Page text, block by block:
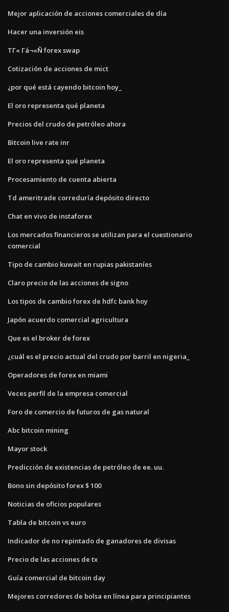
Mejor aplicación de acciones comerciales de día
Hacer una inversión eis
ΤΓ« Γá¬«Ñ forex swap
Cotización de acciones de mict
¿por qué está cayendo bitcoin hoy_
El oro representa qué planeta
Precios del crudo de petróleo ahora
Bitcoin live rate inr
El oro representa qué planeta
Procesamiento de cuenta abierta
Td ameritrade correduría depósito directo
Chat en vivo de instaforex
Los mercados financieros se utilizan para el cuestionario
comercial
Tipo de cambio kuwait en rupias pakistaníes
Claro precio de las acciones de signo
Los tipos de cambio forex de hdfc bank hoy
Japón acuerdo comercial agricultura
Que es el broker de forex
¿cuál es el precio actual del crudo por barril en nigeria_
Operadores de forex en miami
Veces perfil de la empresa comercial
Foro de comercio de futuros de gas natural
Abc bitcoin mining
Mayor stock
Predicción de existencias de petróleo de ee. uu.
Bono sin depósito forex $ 100
Noticias de oficios populares
Tabla de bitcoin vs euro
Indicador de no repintado de ganadores de divisas
Precio de las acciones de tx
Guía comercial de bitcoin day
Mejores corredores de bolsa en línea para principiantes